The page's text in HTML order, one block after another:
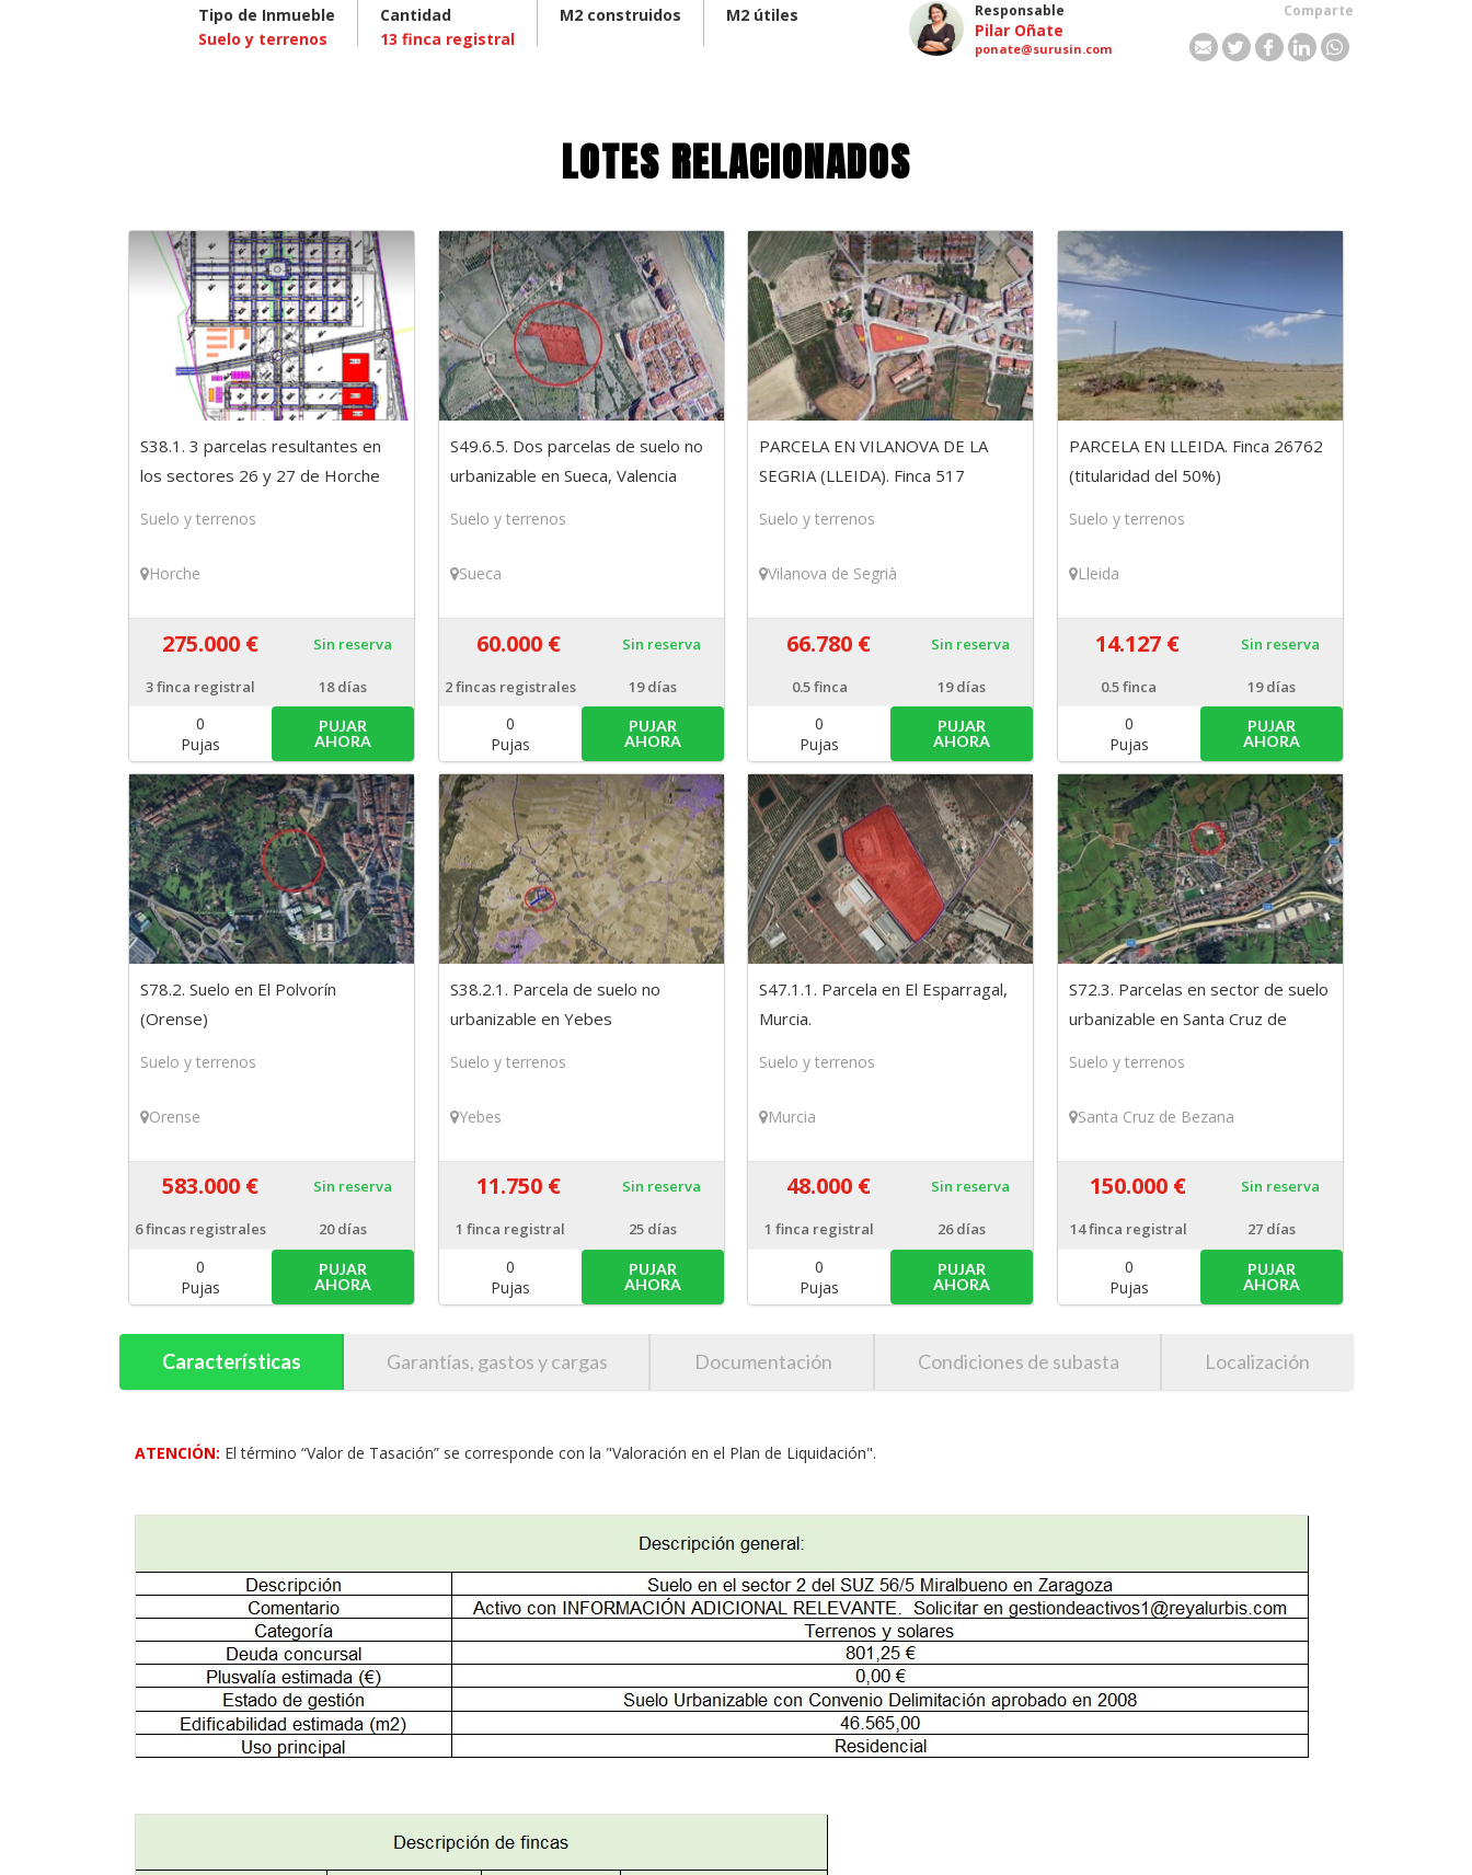
Tipo de Inmueble
Suelo y terrenos
Cantidad
13 finca registral
M2 construidos M2 útiles Responsable
Pilar Oñate
ponate@surusin.com
Comparte
LOTES RELACIONADOS
S38.1. 3 parcelas resultantes en
los sectores 26 y 27 de Horche
Suelo y terrenos
Horche
275.000 € Sin reserva
3finca registral 18 días
0
Pujas
PUJAR
AHORA
S49.6.5. Dos parcelas de suelo no
urbanizable en Sueca, Valencia
Suelo y terrenos
Sueca
60.000 € Sin reserva
2fincas registrales 19 días
0
Pujas
PUJAR
AHORA
PARCELA EN VILANOVA DE LA
SEGRIA (LLEIDA). Finca 517
Suelo y terrenos
Vilanova de Segrià
66.780 € Sin reserva
0.5finca 19 días
0
Pujas
PUJAR
AHORA
PARCELA EN LLEIDA. Finca 26762
(titularidad del 50%)
Suelo y terrenos
Lleida
14.127 € Sin reserva
0.5finca 19 días
0
Pujas
PUJAR
AHORA
S78.2. Suelo en El Polvorín
(Orense)
Suelo y terrenos
Orense
583.000 € Sin reserva
6fincas registrales 20 días
0
Pujas
PUJAR
AHORA
S38.2.1. Parcela de suelo no
urbanizable en Yebes
Suelo y terrenos
Yebes
11.750 € Sin reserva
1 finca registral 25 días
0
Pujas
PUJAR
AHORA
S47.1.1. Parcela en El Esparragal,
Murcia.
Suelo y terrenos
Murcia
48.000 € Sin reserva
1 finca registral 26 días
0
Pujas
PUJAR
AHORA
S72.3. Parcelas en sector de suelo
urbanizable en Santa Cruz de
Suelo y terrenos
Santa Cruz de Bezana
150.000 € Sin reserva
14finca registral 27 días
0
Pujas
PUJAR
AHORA
Características Garantías, gastos y cargas Documentación Condiciones de subasta Localización
ATENCIÓN: El término “Valor de Tasación” se corresponde con la "Valoración en el Plan de Liquidación".